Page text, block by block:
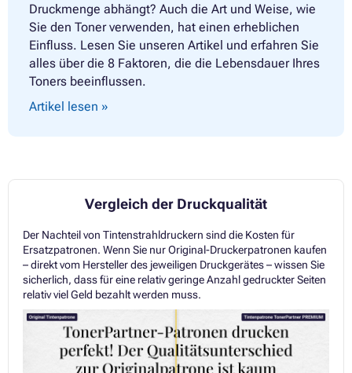
Druckmenge abhängt? Auch die Art und Weise, wie
Sie den Toner verwenden, hat einen erheblichen
Einfluss. Lesen Sie unseren Artikel und erfahren Sie
alles über die 8 Faktoren, die die Lebensdauer Ihres
Toners beeinflussen.
Artikel lesen »
Vergleich der Druckqualität
Der Nachteil von Tintenstrahldruckern sind die Kosten für
Ersatzpatronen. Wenn Sie nur Original-Druckerpatronen kaufen
– direkt vom Hersteller des jeweiligen Druckgerätes – wissen Sie
sicherlich, dass für eine relativ geringe Anzahl gedruckter Seiten
relativ viel Geld bezahlt werden muss.